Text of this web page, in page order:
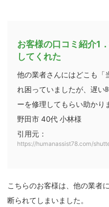
お客様の口コミ紹介1
してくれた
他の業者さんにはどこも「
れ困っていましたが、遅い
ーを修理してもらい助かり
野田市 40代 小林様
引用元：
https://humanassist78.com/
こちらのお客様は、他の業者
断られてしまいました。